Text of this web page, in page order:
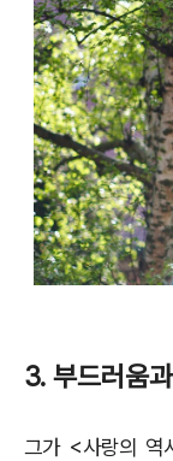
3. 부드러움
그가 <사랑의 역